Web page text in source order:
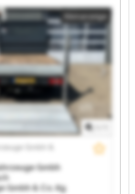
Kleinanzeige
Gmbh &
Gmbh
Gmbh & Co. Kg